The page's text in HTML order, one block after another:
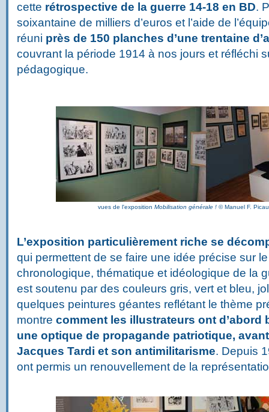
cette rétrospective de la guerre 14-18 en BD.
soixantaine de milliers d’euros et l’aide de
réuni près de 150 planches d’une trentaine
couvrant la période 1914 à nos jours et réfléchi
pédagogique.
vues de l'exposition Mobilisation générale ! © Manuel F.
L’exposition particulièrement riche se
qui permettent de se faire une idée précise sur
chronologique, thématique et idéologique de la
est soutenu par des couleurs gris, vert et bleu,
quelques peintures géantes reflétant le thème
montre comment les illustrateurs ont d’abord
une optique de propagande patriotique,
Jacques Tardi et son antimilitarisme. Depuis
ont permis un renouvellement de la